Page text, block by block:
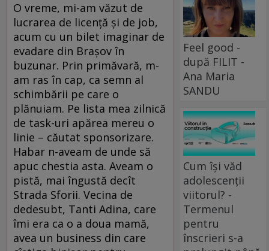
O vreme, mi-am văzut de
lucrarea de licență și de job,
acum cu un bilet imaginar de
evadare din Brașov în
buzunar. Prin primăvară, m-
am ras în cap, ca semn al
schimbării pe care o
plănuiam. Pe lista mea zilnică
de task-uri apărea mereu o
linie – căutat sponsorizare.
Habar n-aveam de unde să
apuc chestia asta. Aveam o
pistă, mai îngustă decît
Strada Sforii. Vecina de
dedesubt, Tanti Adina, care
îmi era ca o a doua mamă,
avea un business din care
Feel good -
după FILIT -
Ana Maria
SANDU
Cum își văd
adolescenții
viitorul? -
Termenul
pentru
înscrieri s-a